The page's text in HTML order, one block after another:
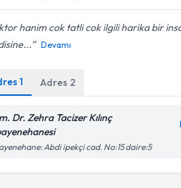
hanim cok tatli cok ilgili harika bir
Devamı
1 Adres 2
Dr. Zehra Tacizer Kılınç
Abdi ipekçi cad. No:15 daire:5